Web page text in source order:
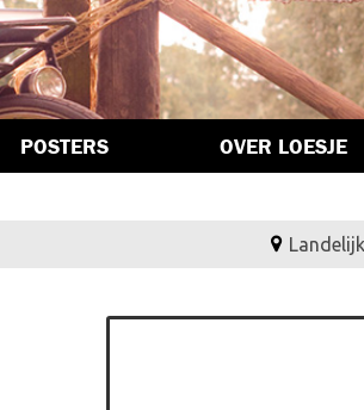
POSTERS OVER LOESJE